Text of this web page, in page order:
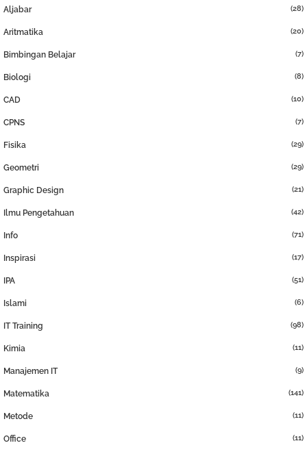
Aljabar (28)
Aritmatika (20)
Bimbingan Belajar (7)
Biologi (8)
CAD (10)
CPNS (7)
Fisika (29)
Geometri (29)
Graphic Design (21)
Ilmu Pengetahuan (42)
Info (71)
Inspirasi (17)
IPA (51)
Islami (6)
IT Training (98)
Kimia (11)
Manajemen IT (9)
Matematika (141)
Metode (11)
Office (11)